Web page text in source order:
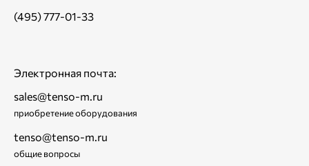
(495) 777-01-33
Электронная почта:
sales@tenso-m.ru
приобретение оборудования
tenso@tenso-m.ru
общие вопросы